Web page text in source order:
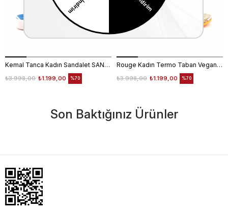
Kemal Tanca Kadın Sandalet SANDALET
₺1.199,00
₺3.998,00 %70
Rouge Kadın Termo Taban Vegan Cırt Bantlı Bej Sandalet 1001
₺1.199,00
₺3.998,00 %70
Son Baktığınız Ürünler